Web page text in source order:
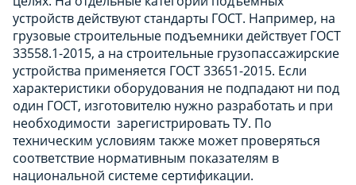
устройств действуют стандарты ГОСТ. Например, на
грузовые строительные подъемники действует ГОСТ
33558.1-2015, а на строительные грузопассажирские
устройства применяется ГОСТ 33651-2015. Если
характеристики оборудования не подпадают ни под
один ГОСТ, изготовителю нужно разработать и при
необходимости зарегистрировать ТУ. По
техническим условиям также может проверяться
соответствие нормативным показателям в
национальной системе сертификации.